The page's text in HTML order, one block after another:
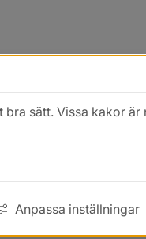
i nytt fönster.
sätt. Vissa kakor är
Anpassa inställningar